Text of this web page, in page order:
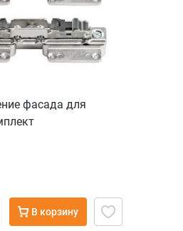
фасада для
В корзину